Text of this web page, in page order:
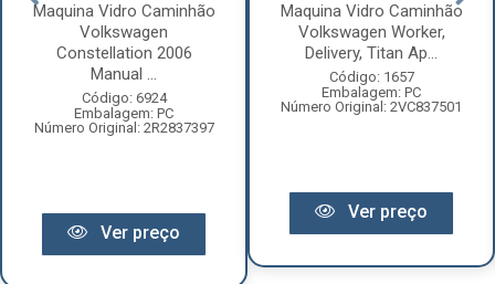
Maquina Vidro Caminhão
Volkswagen
Constellation 2006
Manual ...
Código: 6924
Embalagem: PC
Número Original: 2R2837397
Ver preço
Maquina Vidro Caminhão
Volkswagen Worker,
Delivery, Titan Ap...
Código: 1657
Embalagem: PC
Número Original: 2VC837501
Ver preço